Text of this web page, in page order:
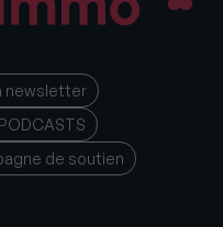
newsletter
de soutien